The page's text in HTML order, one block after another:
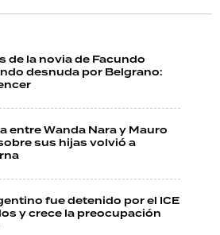
de la novia de Facundo
desnuda por Belgrano:
entre Wanda Nara y Mauro
sus hijas volvió a
fue detenido por el ICE
y crece la preocupación